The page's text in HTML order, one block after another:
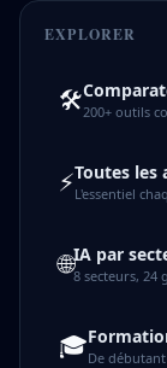
EXPLORER
🛠️200+ outils
⚡Toutes les
L'essentiel
🌐IA par
8 secteurs, 24
🎓De